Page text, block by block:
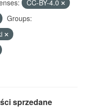
CC-BY-4.0
Groups:
sprzedane